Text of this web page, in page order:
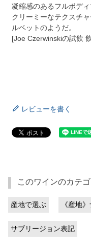
凝縮感のあるフルボデ
クリーミーなテクスチ
ルベットのようだ。
[Joe Czerwinskiの試飲
レビューを書く
このワインのカテ
産地で選ぶ 《産地
サブリージョン表記